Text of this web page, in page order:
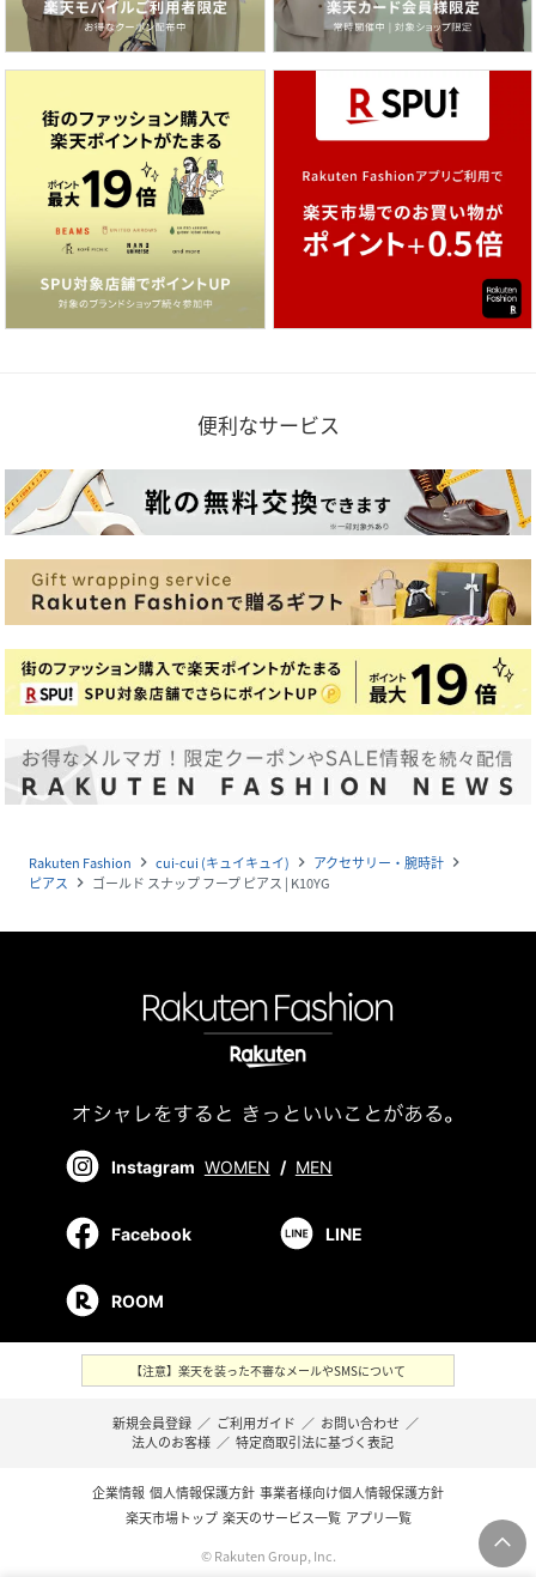
便利なサービス
Rakuten Fashion navigate_next cui-cui (キュイキュイ) navigate_next アクセサリー・腕時計 navigate_next
ピアス navigate_next ゴールド スナップ フープ ピアス | K10YG
Instagram WOMEN / MEN
Facebook LINE
ROOM
【注意】楽天を装った不審なメールやSMSについて
新規会員登録 ／ ご利用ガイド ／ お問い合わせ ／
法人のお客様 ／ 特定商取引法に基づく表記
企業情報 個人情報保護方針 事業者様向け個人情報保護方針
楽天市場トップ 楽天のサービス一覧 アプリ一覧
© Rakuten Group, Inc.